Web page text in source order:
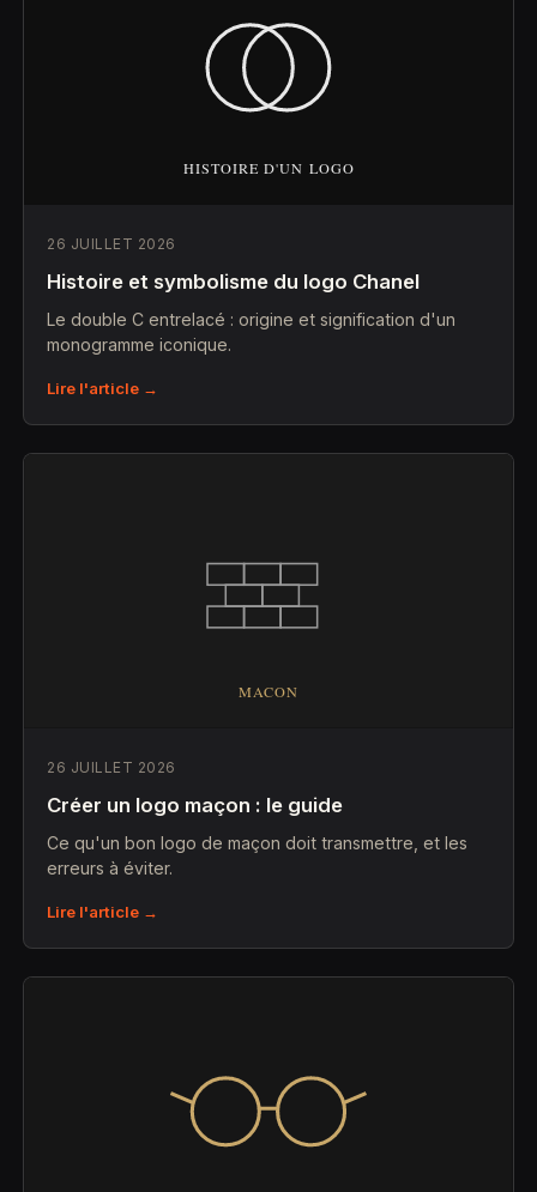
26 JUILLET 2026
Histoire et symbolisme du logo Chanel
Le double C entrelacé : origine et signification d'un
monogramme iconique.
Lire l'article →
26 JUILLET 2026
Créer un logo maçon : le guide
Ce qu'un bon logo de maçon doit transmettre, et les
erreurs à éviter.
Lire l'article →